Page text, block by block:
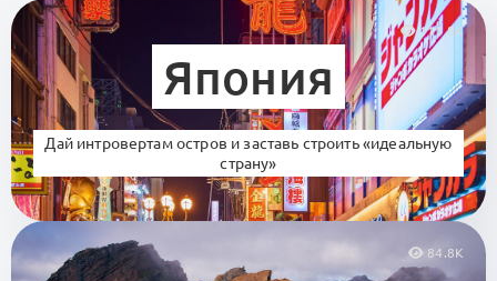
111.8K
Япония
Дай интровертам остров и заставь строить «идеальную
страну»
84.8K